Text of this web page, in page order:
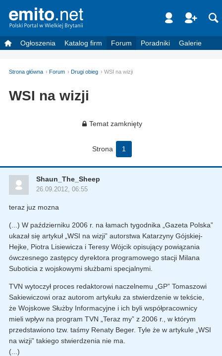
Ogłoszenia Katalog firm Forum Poradniki Galerie
Strona główna Forum Drugi obieg WSI na wizji
WSI na wizji
Temat zamknięty
Strona 1
Shaun_The_Sheep
26.09.2012, 06:55
teraz juz mozna
(...) W październiku 2006 r. na łamach tygodnika „Gazeta Polska”
ukazał się artykuł „WSI na wizji” autorstwa Katarzyny Gójskiej-
Hejke, Piotra Lisiewicza i Teresy Wójcik opisujący powiązania
ówczesnego zastępcy dyrektora programowego stacji Milana
Suboticia z wojskowymi służbami specjalnymi.
TVN wytoczył proces redaktorowi naczelnemu „GP” Tomaszowi
Sakiewiczowi oraz autorom artykułu za stwierdzenie w tekście,
że Wojskowe Służby Informacyjne i ich byli współpracownicy
mieli wpływ na program TVN „Teraz my” z 2006 r., w którym
przedstawiono tzw. taśmy Renaty Beger. Tyle że w artykule „WSI
na wizji” takiego stwierdzenia nie ma.
(...)